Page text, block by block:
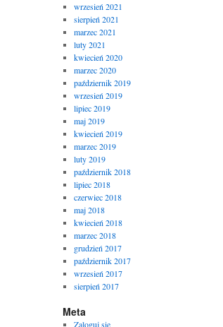
wrzesień 2021
sierpień 2021
marzec 2021
luty 2021
kwiecień 2020
marzec 2020
październik 2019
wrzesień 2019
lipiec 2019
maj 2019
kwiecień 2019
marzec 2019
luty 2019
październik 2018
lipiec 2018
czerwiec 2018
maj 2018
kwiecień 2018
marzec 2018
grudzień 2017
październik 2017
wrzesień 2017
sierpień 2017
Meta
Zaloguj się